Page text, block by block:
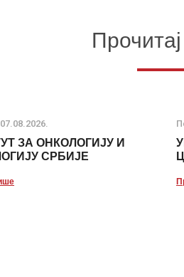
07.08.2026.
ЗА ОНКОЛОГИЈУ И
СРБИЈЕ